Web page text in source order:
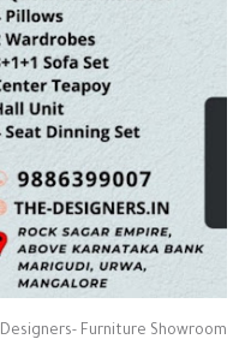
Designers- Furniture Showroom